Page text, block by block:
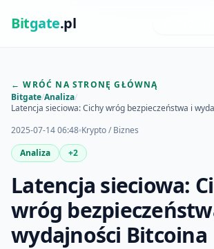
Bitgate.pl
← WRÓĆ NA STRONĘ GŁÓWNĄ
Bitgate/Analiza/
Latencja sieciowa: Cichy wróg bezpieczeństwa i
2025-07-14 06:48 Krypto / Biznes
Analiza
+2
Latencja sieciowa:
wróg
wydajności Bitcoina